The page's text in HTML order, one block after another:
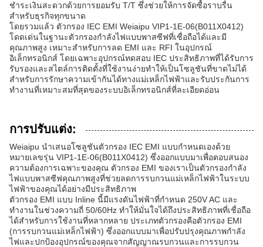
ชำระเงินสะดวกด้วยการยอมรับ T/T ซึ่งช่วยให้การจัดซื้อราบรื่น
สำหรับธุรกิจทุกขนาด
โดยรวมแล้ว ตัวกรอง IEC EMI Weiaipu VIP1-1E-06(B011X0412)
โดดเด่นในฐานะตัวกรองกำลังไฟแบบพาสซีฟที่เชื่อถือได้และมี
คุณภาพสูง เหมาะสำหรับการลด EMI และ RFI ในอุปกรณ์
อิเล็กทรอนิกส์ โดยเฉพาะอุปกรณ์ทดสอบ IEC ประสิทธิภาพที่ได้รับการ
รับรองและสไตล์การติดตั้งที่ใช้งานง่ายทำให้เป็นโซลูชันที่ขาดไม่ได้
สำหรับการรักษาความเข้ากันได้ทางแม่เหล็กไฟฟ้าและรับประกันการ
ทำงานที่เหมาะสมที่สุดของระบบอิเล็กทรอนิกส์ที่ละเอียดอ่อน
การปรับแต่ง:
Weiaipu นำเสนอโซลูชันตัวกรอง IEC EMI แบบกำหนดเองด้วย
หมายเลขรุ่น VIP1-1E-06(B011X0412) ซึ่งออกแบบมาเพื่อตอบสนอง
ความต้องการเฉพาะของคุณ ตัวกรอง EMI ของเราเป็นตัวกรองกำลัง
ไฟแบบพาสซีฟคุณภาพสูงที่ช่วยลดการรบกวนแม่เหล็กไฟฟ้าในระบบ
ไฟฟ้าของคุณได้อย่างมีประสิทธิภาพ
ตัวกรอง EMI แบบ Inline นี้มีแรงดันไฟฟ้าที่กำหนด 250V AC และ
ทำงานในช่วงความถี่ 50/60Hz ทำให้มั่นใจได้ถึงประสิทธิภาพที่เชื่อถือ
ได้สำหรับการใช้งานที่หลากหลาย ประเภทตัวกรองคือตัวกรอง EMI
(การรบกวนแม่เหล็กไฟฟ้า) ซึ่งออกแบบมาเพื่อปรับปรุงคุณภาพกำลัง
ไฟและปกป้องอุปกรณ์ของคุณจากสัญญาณรบกวนและการรบกวน